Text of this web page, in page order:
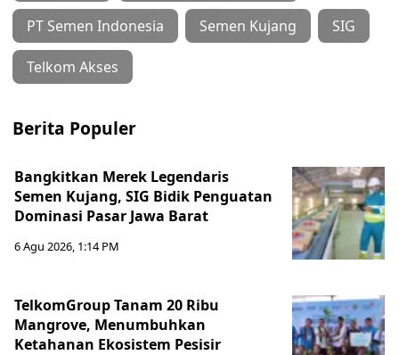
PT Semen Indonesia Semen Kujang SIG
Telkom Akses
Berita Populer
Bangkitkan Merek Legendaris
Semen Kujang, SIG Bidik Penguatan
Dominasi Pasar Jawa Barat
6 Agu 2026, 1:14 PM
TelkomGroup Tanam 20 Ribu
Mangrove, Menumbuhkan
Ketahanan Ekosistem Pesisir